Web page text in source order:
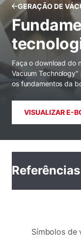
GERAÇÃO DE
Faça o download do
Vacuum
os fundamentos da
VISUALIZAR E-
Referências
Símbolos de